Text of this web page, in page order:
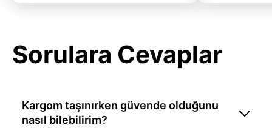
Sorulara Cevaplar
Kargom taşınırken güvende olduğunu
nasıl bilebilirim?